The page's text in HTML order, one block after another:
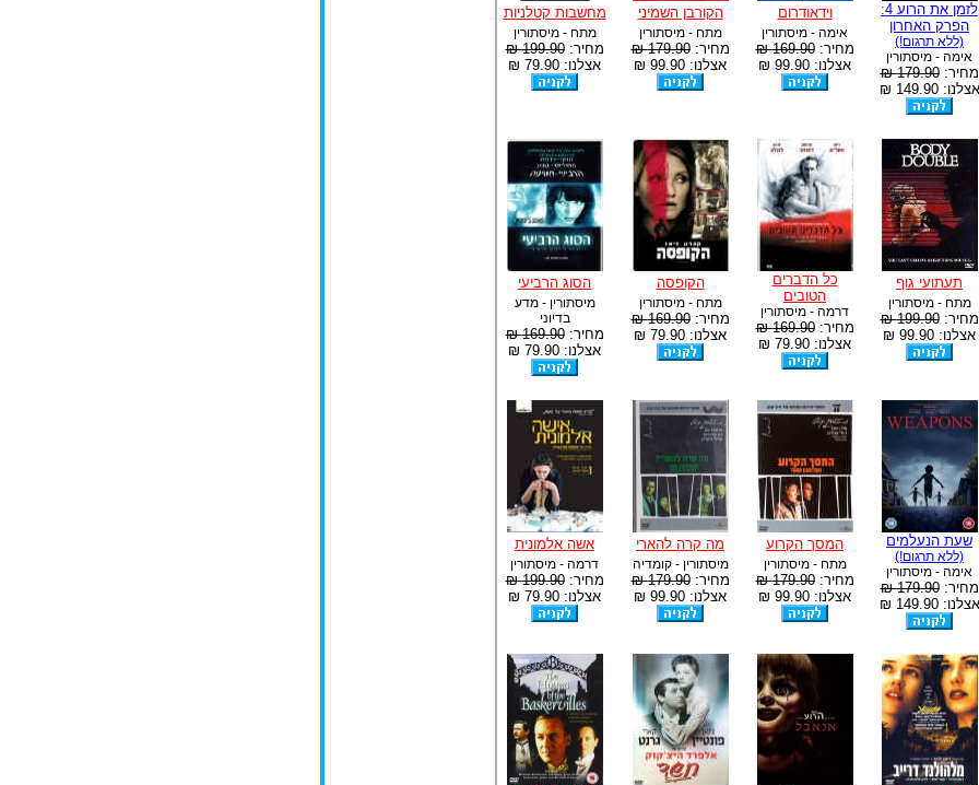
לזמן את הרוע 4:
הפרק האחרון
(ללא תרגום!)
אימה - מיסתורין
מחיר:179.90 ₪
אצלנו: 149.90 ₪
וידאודרום
אימה - מיסתורין
מחיר:169.90 ₪
אצלנו: 99.90 ₪
הקורבן השמיני
מתח - מיסתורין
מחיר:179.90 ₪
אצלנו: 99.90 ₪
מחשבות קטלניות
מתח - מיסתורין
מחיר:199.90 ₪
אצלנו: 79.90 ₪
תעתועי גוף
מתח - מיסתורין
מחיר:199.90 ₪
אצלנו: 99.90 ₪
כל הדברים
הטובים
דרמה - מיסתורין
מחיר:169.90 ₪
אצלנו: 79.90 ₪
הקופסה
מתח - מיסתורין
מחיר:169.90 ₪
אצלנו: 79.90 ₪
הסוג הרביעי
מיסתורין - מדע
בדיוני
מחיר:169.90 ₪
אצלנו: 79.90 ₪
שעת הנעלמים
(ללא תרגום!)
אימה - מיסתורין
מחיר:179.90 ₪
אצלנו: 149.90 ₪
המסך הקרוע
מתח - מיסתורין
מחיר:179.90 ₪
אצלנו: 99.90 ₪
מה קרה להארי
מיסתורין - קומדיה
מחיר:179.90 ₪
אצלנו: 99.90 ₪
אשה אלמונית
דרמה - מיסתורין
מחיר:199.90 ₪
אצלנו: 79.90 ₪